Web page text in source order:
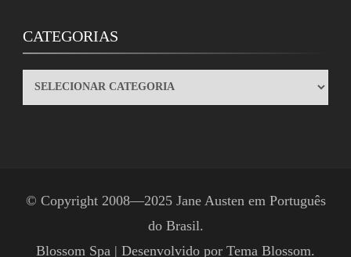
CATEGORIAS
CATEGORIAS
© Copyright 2008—2025 Jane Austen em Português
do Brasil.
Blossom Spa | Desenvolvido por Tema Blossom.